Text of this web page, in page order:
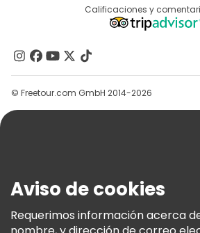
Programa De Afiliados
Contacto
Grupos
Ayuda
Términos E Información Legal
Política De Cookies
Calificaciones y
© Freetour.com GmbH 2014-2026
Aviso de cookies
Requerimos información acerca